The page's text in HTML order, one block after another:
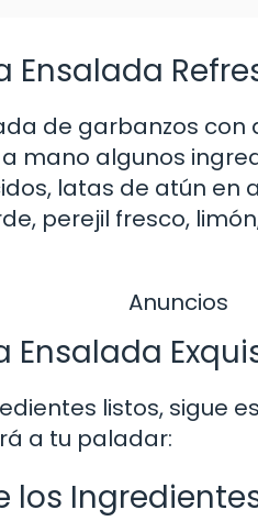
Ensalada
de garbanzos
mano algunos
latas de atún en
perejil fresco,
Anuncios
Ensalada
listos, sigue
a tu paladar:
los